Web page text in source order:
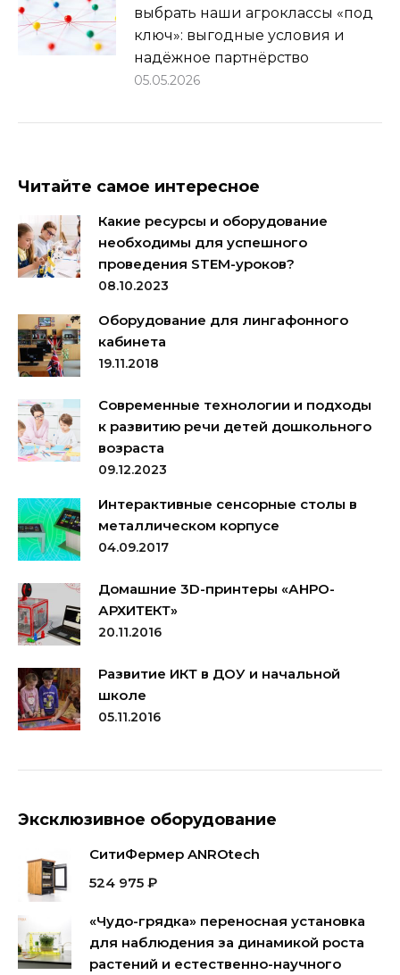
выбрать наши агроклассы «под
ключ»: выгодные условия и
надёжное партнёрство
05.05.2026
Читайте самое интересное
Какие ресурсы и оборудование
необходимы для успешного
проведения STEM-уроков?
08.10.2023
Оборудование для лингафонного
кабинета
19.11.2018
Современные технологии и подходы
к развитию речи детей дошкольного
возраста
09.12.2023
Интерактивные сенсорные столы в
металлическом корпусе
04.09.2017
Домашние 3D-принтеры «АНРО-
АРХИТЕКТ»
20.11.2016
Развитие ИКТ в ДОУ и начальной
школе
05.11.2016
Эксклюзивное оборудование
СитиФермер ANROtech
524 975 ₽
«Чудо-грядка» переносная установка
для наблюдения за динамикой роста
растений и естественно-научного